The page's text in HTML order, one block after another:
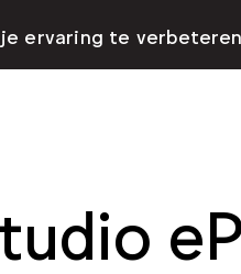
ervaring te